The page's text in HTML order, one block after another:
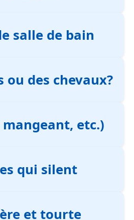
salle de bain
ou des chevaux?
etc.)
qui silent
et tourte